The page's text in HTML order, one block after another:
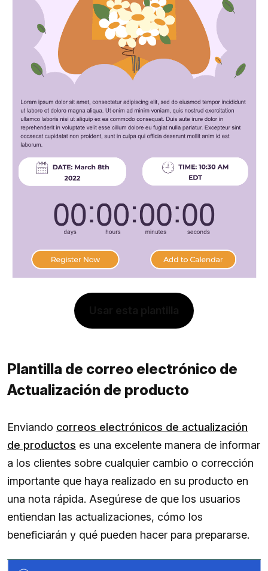
Plantilla de correo electrónico de
Actualización de producto
Enviando correos electrónicos de actualización
de productos es una excelente manera de informar
a los clientes sobre cualquier cambio o corrección
importante que haya realizado en su producto en
una nota rápida. Asegúrese de que los usuarios
entiendan las actualizaciones, cómo los
beneficiarán y qué pueden hacer para prepararse.